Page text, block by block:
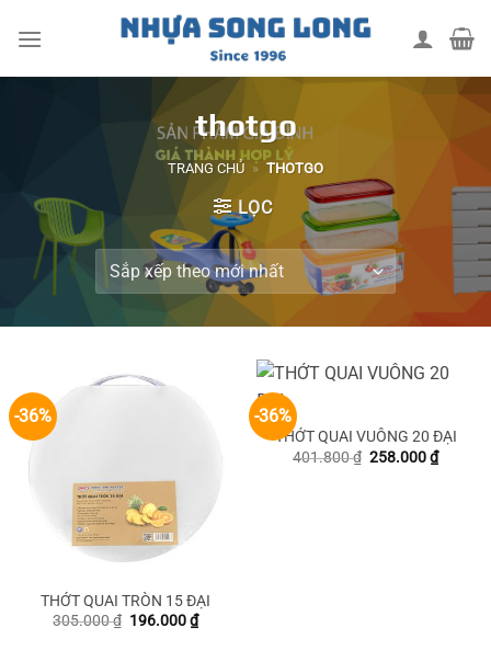
thotgo
TRANG CHỦ » THOTGO
LỌC
-36%
THỚT QUAI TRÒN 15 ĐẠI
305.000₫ Giá
196.000₫Giá
hiện
-36%
THỚT QUAI VUÔNG 20 ĐẠI
401.800₫ Giá
258.000₫Giá
hiện